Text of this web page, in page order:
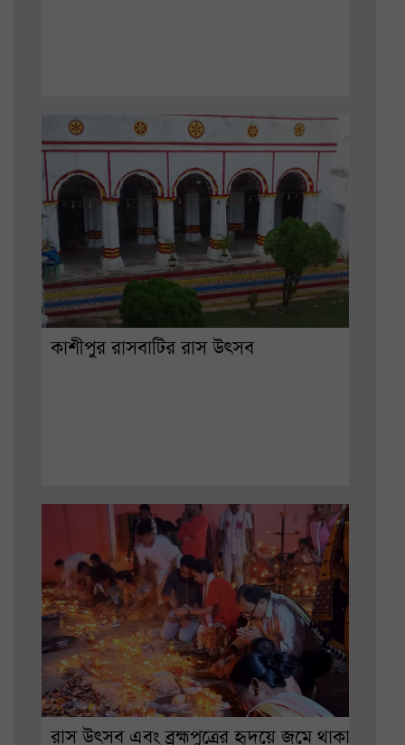
কাশীপুর রাসবাটির রাস উৎসব
রাস উৎসব এবং ব্রহ্মপুত্রের হৃদয়ে জমে থাকা